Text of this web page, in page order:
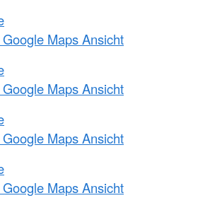
Maps Ansicht
Maps Ansicht
Maps Ansicht
Maps Ansicht